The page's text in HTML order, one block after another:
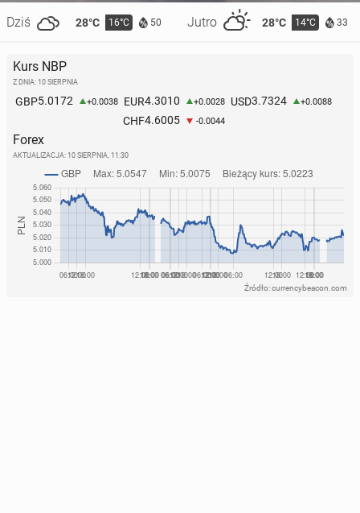
Dziś 28°C 16°C 50 Jutro 28°C 14°C 33
Kurs NBP
Z DNIA: 10 SIERPNIA
GBP5.0172 +0.0038 EUR4.3010 +0.0028 USD3.7324 +0.0088
CHF4.6005 -0.0044
Forex
AKTUALIZACJA: 10 SIERPNIA, 11:30
Źródło: currencybeacon.com